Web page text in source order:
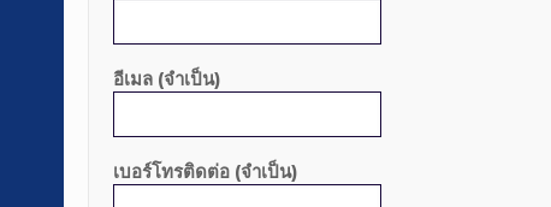
อีเมล (จำเป็น)
เบอร์โทรติดต่อ (จำเป็น)